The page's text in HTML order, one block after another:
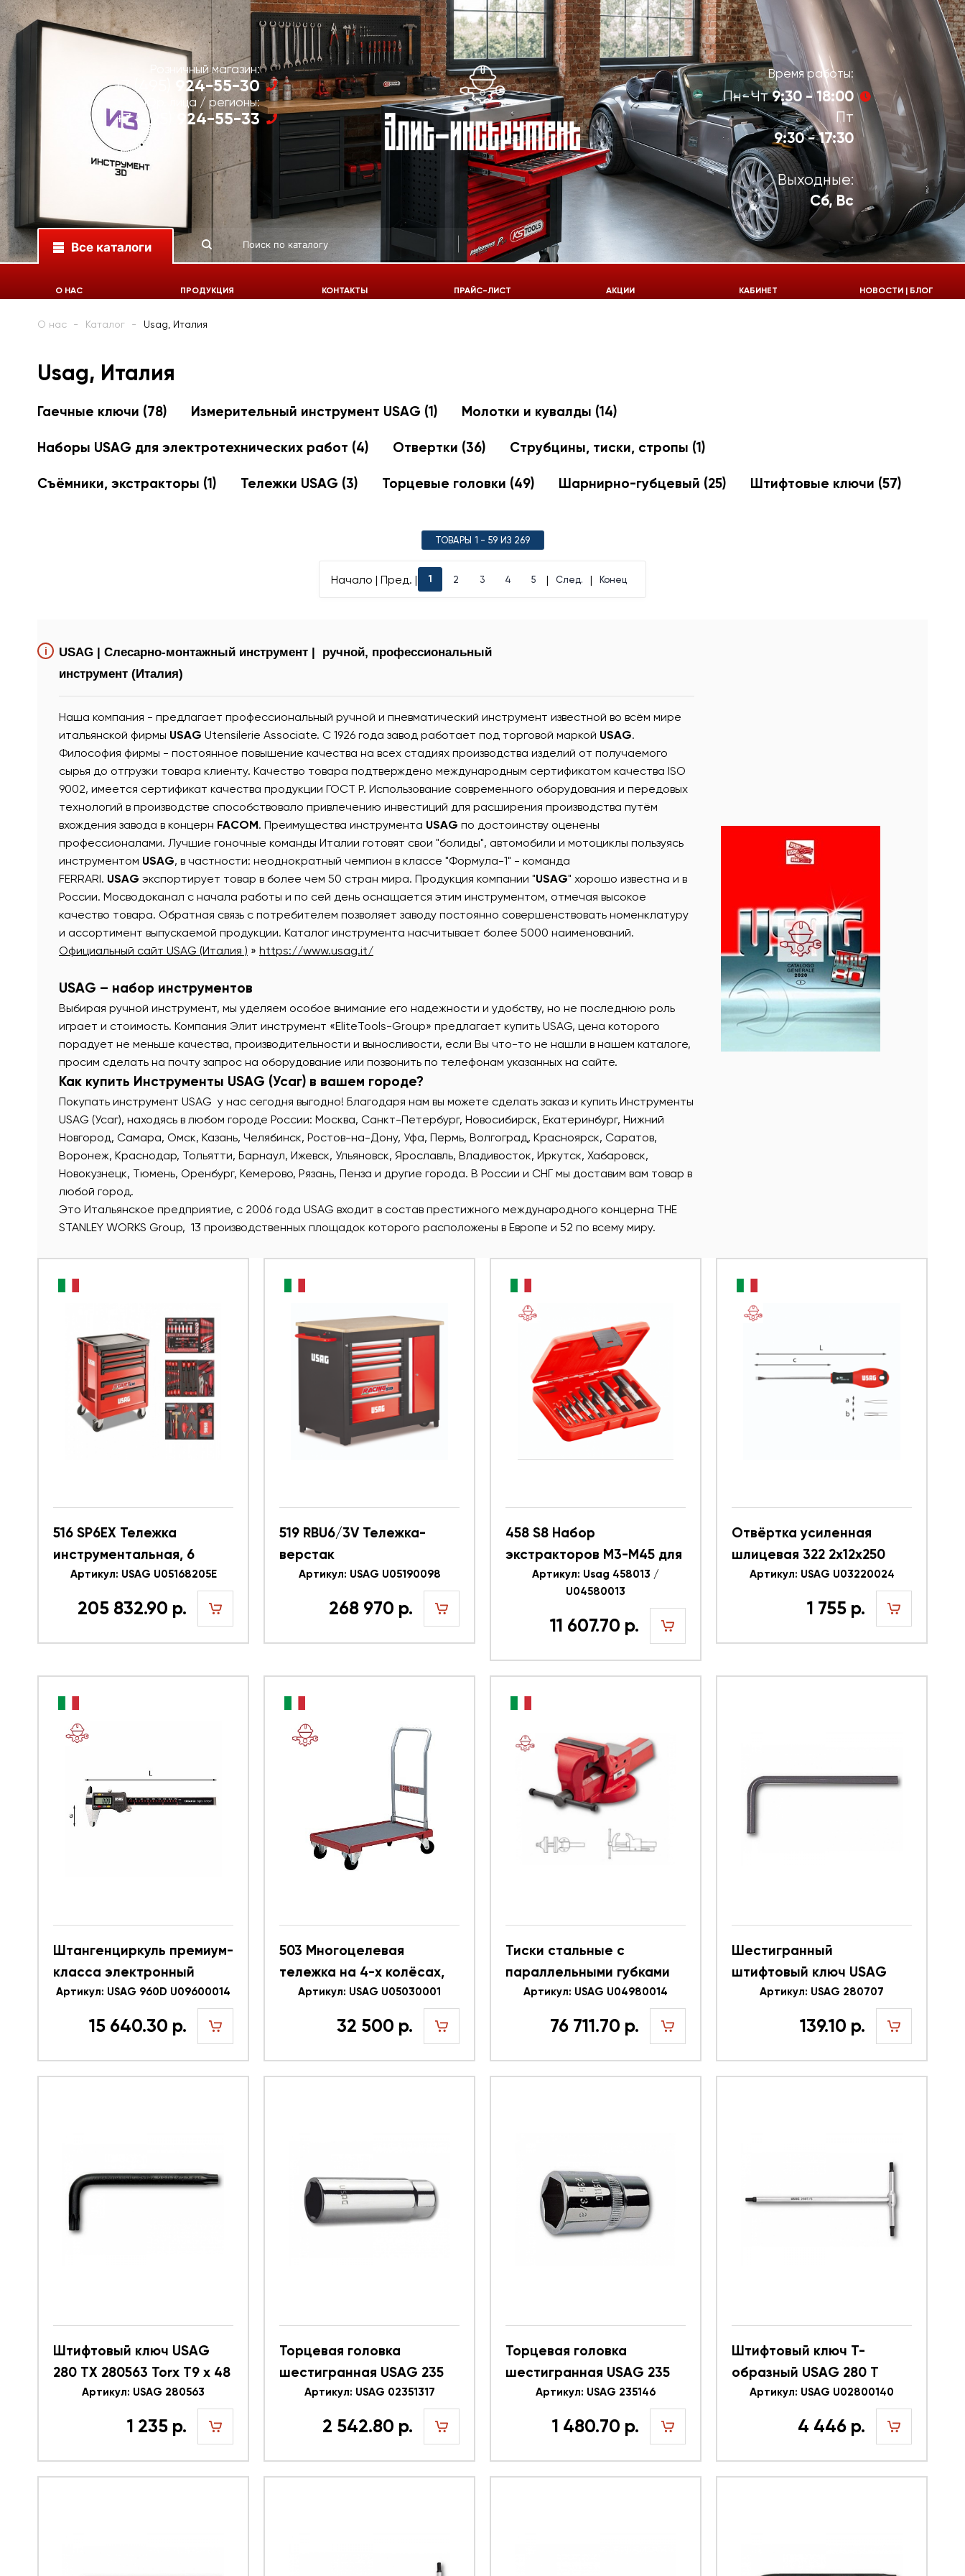
Розничный магазин:
+7 (495) 924-55-30
Юр. лица / регионы:
+7 (495) 924-55-33
Время работы:
Пн-Чт9:30 - 18:00
Пт
9:30 - 17:30
Выходные:
Сб, Вс
Все каталоги
924-55-33
О НАС ПРОДУКЦИЯ КОНТАКТЫ ПРАЙС-ЛИСТ АКЦИИ КАБИНЕТ НОВОСТИ | БЛОГ
О нас Каталог Usag, Италия
Usag, Италия
Гаечные ключи (78) Измерительный инструмент USAG (1) Молотки и кувалды (14)
Наборы USAG для электротехнических работ (4) Отвертки (36) Струбцины, тиски, стропы (1)
Съёмники, экстракторы (1) Тележки USAG (3) Торцевые головки (49) Шарнирно-губцевый (25) Штифтовые ключи (57)
ТОВАРЫ 1 - 59 ИЗ 269
Начало | Пред. | 1 2 3 4 5 | След. | Конец
i USAG | Слесарно-монтажный инструмент | ручной, профессиональный
инструмент (Италия)
Наша компания - предлагает профессиональный ручной и пневматический инструмент известной во всём мире
итальянской фирмы USAG Utensilerie Associate. С 1926 года завод работает под торговой маркой USAG.
Философия фирмы - постоянное повышение качества на всех стадиях производства изделий от получаемого
сырья до отгрузки товара клиенту. Качество товара подтверждено международным сертификатом качества ISO
9002, имеется сертификат качества продукции ГОСТ Р. Использование современного оборудования и передовых
технологий в производстве способствовало привлечению инвестиций для расширения производства путём
вхождения завода в концерн FACOM. Преимущества инструмента USAG по достоинству оценены
профессионалами. Лучшие гоночные команды Италии готовят свои "болиды", автомобили и мотоциклы пользуясь
инструментом USAG, в частности: неоднократный чемпион в классе "Формула-1" - команда
FERRARI. USAG экспортирует товар в более чем 50 стран мира. Продукция компании "USAG" хорошо известна и в
России. Мосводоканал с начала работы и по сей день оснащается этим инструментом, отмечая высокое
качество товара. Обратная связь с потребителем позволяет заводу постоянно совершенствовать номенклатуру
и ассортимент выпускаемой продукции. Каталог инструмента насчитывает более 5000 наименований.
Официальный сайт USAG (Италия ) » https://www.usag.it/
USAG – набор инструментов
Выбирая ручной инструмент, мы уделяем особое внимание его надежности и удобству, но не последнюю роль
играет и стоимость. Компания Элит инструмент «EliteTools-Group» предлагает купить USAG, цена которого
порадует не меньше качества, производительности и выносливости, если Вы что-то не нашли в нашем каталоге,
просим сделать на почту запрос на оборудование или позвонить по телефонам указанных на сайте.
Как купить Инструменты USAG (Усаг) в вашем городе?
Покупать инструмент USAG у нас сегодня выгодно! Благодаря нам вы можете сделать заказ и купить Инструменты
USAG (Усаг), находясь в любом городе России: Москва, Санкт-Петербург, Новосибирск, Екатеринбург, Нижний
Новгород, Самара, Омск, Казань, Челябинск, Ростов-на-Дону, Уфа, Пермь, Волгоград, Красноярск, Саратов,
Воронеж, Краснодар, Тольятти, Барнаул, Ижевск, Ульяновск, Ярославль, Владивосток, Иркутск, Хабаровск,
Новокузнецк, Тюмень, Оренбург, Кемерово, Рязань, Пенза и другие города. В России и СНГ мы доставим вам товар в
любой город.
Это Итальянское предприятие, с 2006 года USAG входит в состав престижного международного концерна THE
STANLEY WORKS Group, 13 производственных площадок которого расположены в Европе и 52 по всему миру.
516 SP6EX Тележка
инструментальная, 6
ящиков с набором
инструмента 263
предмета, USAG
U05168205E
Артикул: USAG U05168205E
205 832.90 р.
519 RBU6/3V Тележка-
верстак
инструментальная, 6
ящиков, боковой шкаф,
(пустой) USAG U05190098
Артикул: USAG U05190098
268 970 р.
458 S8 Набор
экстракторов М3-M45 для
шпилек и болтов 8 шт.,
Usag 458013 / U04580013
Артикул: Usag 458013 /
U04580013
11 607.70 р.
Отвёртка усиленная
шлицевая 322 2x12x250
USAG U03220024
Артикул: USAG U03220024
1 755 р.
Штангенциркуль премиум-
класса электронный
150мм и точностью до
1/100 мм, с глубиномером
USAG 960D U09600015
производитель Италия
Артикул: USAG 960D U09600014
15 640.30 р.
503 Многоцелевая
тележка на 4-х колёсах,
USAG U05030001
Артикул: USAG U05030001
32 500 р.
Тиски стальные с
параллельными губками
150мм 498 B 150x200x94мм
L=460 мм USAG U04980014
Артикул: USAG U04980014
76 711.70 р.
Шестигранный
штифтовый ключ USAG
280 N 280707 4,5 x 75
короткий вороненый
Артикул: USAG 280707
139.10 р.
Штифтовый ключ USAG
280 TX 280563 Torx T9 x 48
Артикул: USAG 280563
1 235 р.
Торцевая головка
шестигранная USAG 235
3/8 ELN 02351317 19 мм 3/8"
удлиненная
Артикул: USAG 02351317
2 542.80 р.
Торцевая головка
шестигранная USAG 235
3/8 E 235146 22 мм 3/8"
Артикул: USAG 235146
1 480.70 р.
Штифтовый ключ Т-
образный USAG 280 T
U02800140 HEX 9 x 280
Артикул: USAG U02800140
4 446 р.